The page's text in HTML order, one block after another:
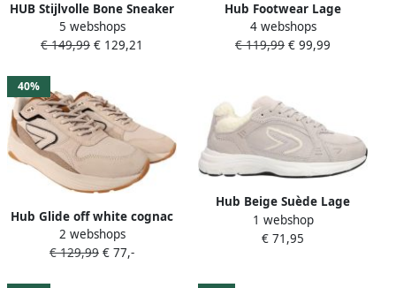
HUB Stijlvolle Bone Sneaker
voor Vrouwen
5 webshops
€ 149,99 € 129,21
Hub Footwear Lage
Sneakers Smash
4 webshops
€ 119,99 € 99,99
40%
Hub Glide off white cognac
Dark Coffee Suede
2 webshops
€ 129,99 € 77,-
Hub Beige Suède Lage
Dames Sneakers Beige
Dames
1 webshop
€ 71,95